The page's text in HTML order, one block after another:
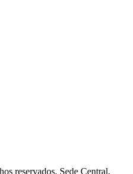
reservados. Sede Central,